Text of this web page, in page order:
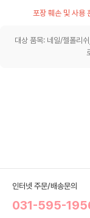
포장 훼손 및 사용
대상 품목: 네일/젤폴리
인터넷 주문/배송문의
031-595-